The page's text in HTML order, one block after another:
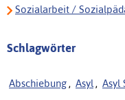
Sozialarbeit /
Schlagwörter
Abschiebung , Asyl , Asyl